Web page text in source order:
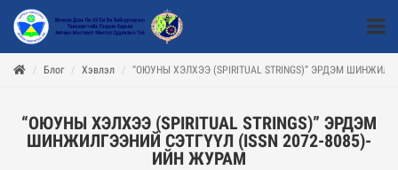
Блог Хэвлэл “ОЮУНЫ ХЭЛХЭЭ (SPIRITUAL STRINGS)” ЭРДЭМ
“ОЮУНЫ ХЭЛХЭЭ (SPIRITUAL STRINGS)” ЭРДЭМ
ШИНЖИЛГЭЭНИЙ СЭТГҮҮЛ (ISSN 2072-8085)-
ИЙН ЖУРАМ